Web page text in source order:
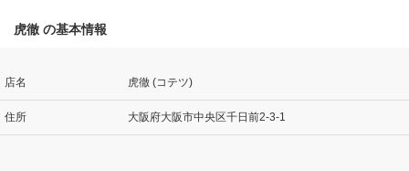
虎徹 の基本情報
店名 虎徹 (コテツ)
住所 大阪府大阪市中央区千日前2-3-1